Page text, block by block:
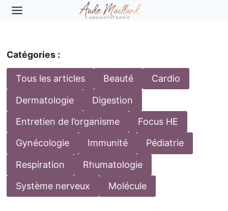
Aller
Catégories :
Tous les articles Beauté Cardio
Dermatologie Digestion
Entretien de l’organisme Focus HE
Gynécologie Immunité Pédiatrie
Respiration Rhumatologie
Système nerveux Molécule